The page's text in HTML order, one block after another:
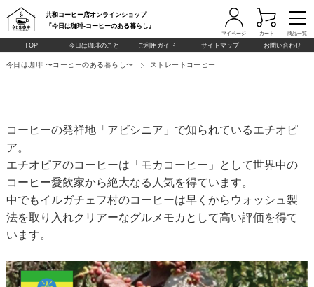
商品一覧
共和コーヒー店オンラインショップ
『今日は珈琲-コーヒーのある暮らし』
マイページ カート
TOP 今日は珈琲のこと ご利用ガイド サイトマップ お問い合わせ
今日は珈琲 〜コーヒーのある暮らし〜 ストレートコーヒー
コーヒーの発祥地「アビシニア」で知られているエチオピ
ア。
エチオピアのコーヒーは「モカコーヒー」として世界中の
コーヒー愛飲家から絶大なる人気を得ています。
中でもイルガチェフ村のコーヒーは早くからウォッシュ製
法を取り入れクリアーなグルメモカとして高い評価を得て
います。